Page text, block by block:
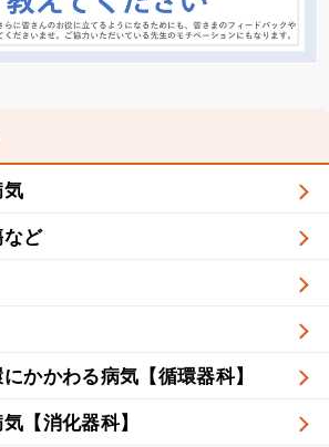
ど
かかわる病気【循環器科】
【消化器科】